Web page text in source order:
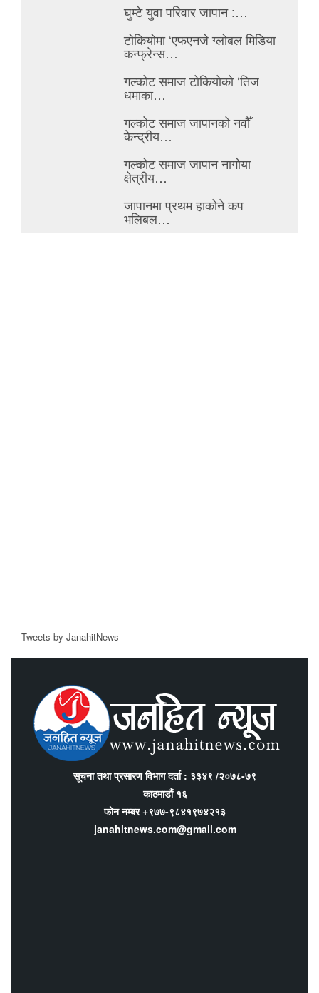
घुम्टे युवा परिवार जापान :…
टोकियोमा ‘एफएनजे ग्लोबल मिडिया
कन्फ्रेन्स…
गल्कोट समाज टोकियोको ‘तिज
धमाका…
गल्कोट समाज जापानको नवौँ
केन्द्रीय…
गल्कोट समाज जापान नागोया
क्षेत्रीय…
जापानमा प्रथम हाकोने कप
भलिबल…
Tweets by JanahitNews
सूचना तथा प्रसारण विभाग दर्ता : ३३४९ /२०७८-७९
काठमाडौं १६
फोन नम्बर +९७७-९८४१९७४२१३
janahitnews.com@gmail.com